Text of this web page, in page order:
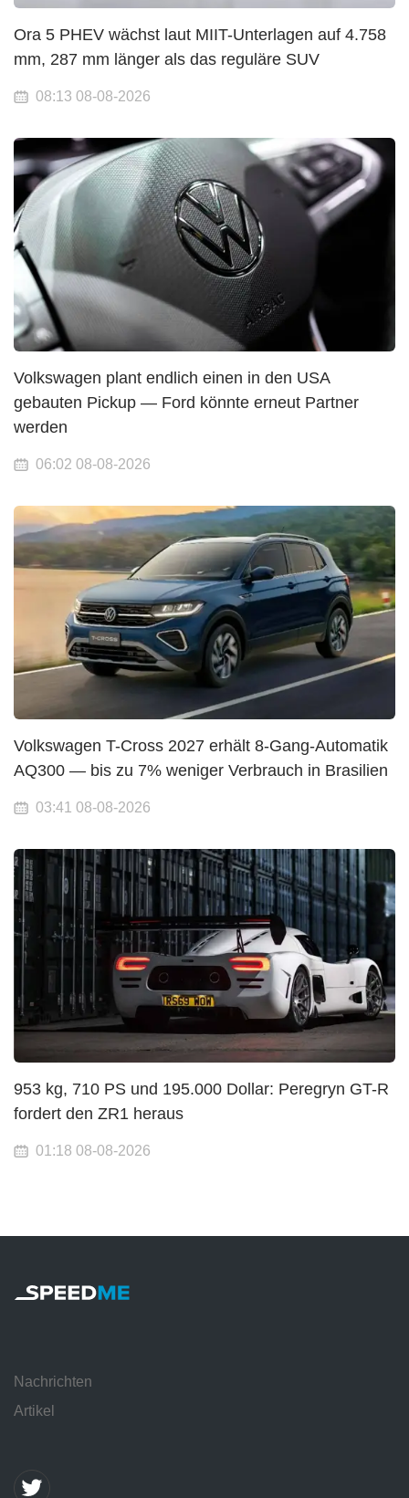
Ora 5 PHEV wächst laut MIIT-Unterlagen auf 4.758
mm, 287 mm länger als das reguläre SUV
08:13 08-08-2026
Volkswagen plant endlich einen in den USA
gebauten Pickup — Ford könnte erneut Partner
werden
06:02 08-08-2026
Volkswagen T-Cross 2027 erhält 8-Gang-Automatik
AQ300 — bis zu 7% weniger Verbrauch in Brasilien
03:41 08-08-2026
953 kg, 710 PS und 195.000 Dollar: Peregryn GT-R
fordert den ZR1 heraus
01:18 08-08-2026
Nachrichten
Artikel